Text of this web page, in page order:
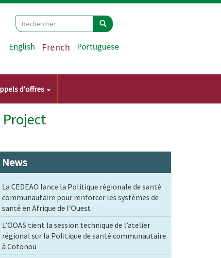
Search
Rechercher Rechercher
English French Portuguese
d'offres
Project
News
La CEDEAO lance la Politique régionale de santé
communautaire pour renforcer les systèmes de
santé en Afrique de l’Ouest
L’OOAS tient la session technique de l’atelier
régional sur la Politique de santé communautaire
à Cotonou